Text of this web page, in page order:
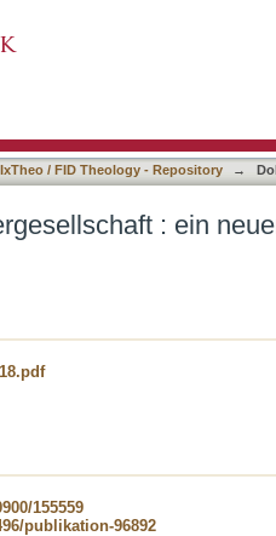
IxTheo / FID Theology - Repository →
: ein
155559
publikation-96892